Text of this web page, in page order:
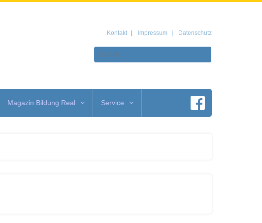
Kontakt Impressum Datenschutz
Magazin Bildung Real Service